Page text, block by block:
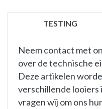
TESTING
Neem contact met
over de technische
Deze artikelen
verschillende looiers
vragen wij om ons